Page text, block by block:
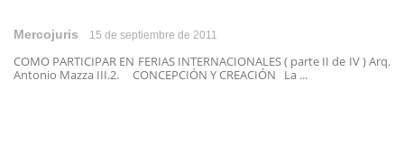
Mercojuris 15 de septiembre de 2011
COMO PARTICIPAR EN FERIAS INTERNACIONALES ( parte II de IV ) Arq.
Antonio Mazza III.2. CONCEPCIÓN Y CREACIÓN La ...